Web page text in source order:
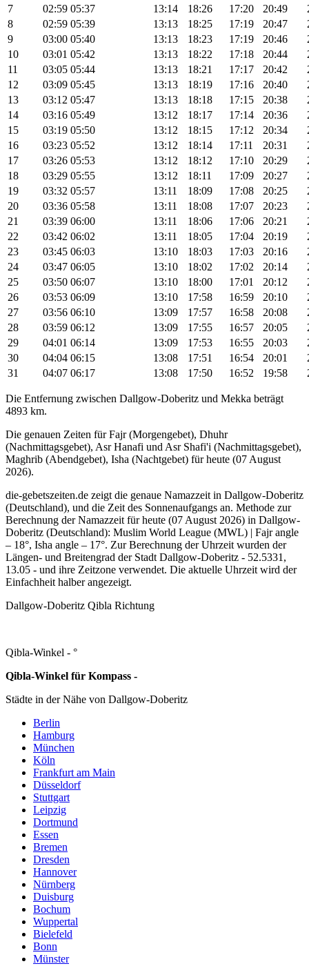
7
02:59 05:37 13:14 18:26 17:20 20:49
8
02:59 05:39 13:13 18:25 17:19 20:47
9
03:00 05:40 13:13 18:23 17:19 20:46
10
03:01 05:42 13:13 18:22 17:18 20:44
11
03:05 05:44 13:13 18:21 17:17 20:42
12
03:09 05:45 13:13 18:19 17:16 20:40
13
03:12 05:47 13:13 18:18 17:15 20:38
14
03:16 05:49 13:12 18:17 17:14 20:36
15
03:19 05:50 13:12 18:15 17:12 20:34
16
03:23 05:52 13:12 18:14 17:11 20:31
17
03:26 05:53 13:12 18:12 17:10 20:29
18
03:29 05:55 13:12 18:11 17:09 20:27
19
03:32 05:57 13:11 18:09 17:08 20:25
20
03:36 05:58 13:11 18:08 17:07 20:23
21
03:39 06:00 13:11 18:06 17:06 20:21
22
03:42 06:02 13:11 18:05 17:04 20:19
23
03:45 06:03 13:10 18:03 17:03 20:16
24
03:47 06:05 13:10 18:02 17:02 20:14
25
03:50 06:07 13:10 18:00 17:01 20:12
26
03:53 06:09 13:10 17:58 16:59 20:10
27
03:56 06:10 13:09 17:57 16:58 20:08
28
03:59 06:12 13:09 17:55 16:57 20:05
29
04:01 06:14 13:09 17:53 16:55 20:03
30
04:04 06:15 13:08 17:51 16:54 20:01
31
04:07 06:17 13:08 17:50 16:52 19:58
Die Entfernung zwischen Dallgow-Doberitz und Mekka beträgt
4893 km.
Die genauen Zeiten für Fajr (Morgengebet), Dhuhr
(Nachmittagsgebet), Asr Hanafi und Asr Shafi'i (Nachmittagsgebet),
Maghrib (Abendgebet), Isha (Nachtgebet) für heute (07 August
2026).
die-gebetszeiten.de zeigt die genaue Namazzeit in Dallgow-Doberitz
(Deutschland), und die Zeit des Sonnenaufgangs an. Methode zur
Berechnung der Namazzeit für heute (07 August 2026) in Dallgow-
Doberitz (Deutschland): Muslim World League (MWL) | Fajr angle
– 18°, Isha angle – 17°. Zur Berechnung der Uhrzeit wurden der
Längen- und Breitengrad der Stadt Dallgow-Doberitz - 52.5331,
13.05 - und ihre Zeitzone verwendet. Die aktuelle Uhrzeit wird der
Einfachheit halber angezeigt.
Dallgow-Doberitz Qibla Richtung
Qibla-Winkel - °
Qibla-Winkel für Kompass -
Städte in der Nähe von Dallgow-Doberitz
Berlin
Hamburg
München
Köln
Frankfurt am Main
Düsseldorf
Stuttgart
Leipzig
Dortmund
Essen
Bremen
Dresden
Hannover
Nürnberg
Duisburg
Bochum
Wuppertal
Bielefeld
Bonn
Münster